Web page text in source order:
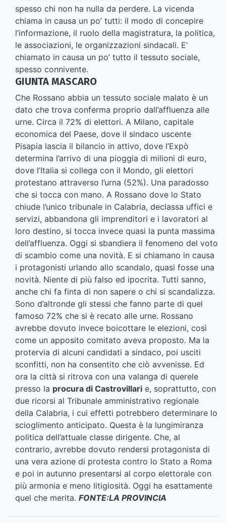
spesso chi non ha nulla da perdere. La vicenda
chiama in causa un po’ tutti: il modo di concepire
l’informazione, il ruolo della magistratura, la politica,
le associazioni, le organizzazioni sindacali. E’
chiamato in causa un po’ tutto il tessuto sociale,
spesso connivente.
GIUNTA MASCARO
Che Rossano abbia un tessuto sociale malato è un
dato che trova conferma proprio dall’affluenza alle
urne. Circa il 72% di elettori. A Milano, capitale
economica del Paese, dove il sindaco uscente
Pisapia lascia il bilancio in attivo, dove l’Expò
determina l’arrivo di una pioggia di milioni di euro,
dove l’Italia si collega con il Mondo, gli elettori
protestano attraverso l’urna (52%). Una paradosso
che si tocca con mano. A Rossano dove lo Stato
chiude l’unico tribunale in Calabria, declassa uffici e
servizi, abbandona gli imprenditori e i lavoratori al
loro destino, si tocca invece quasi la punta massima
dell’affluenza. Oggi si sbandiera il fenomeno del voto
di scambio come una novità. E si chiamano in causa
i protagonisti urlando allo scandalo, quasi fosse una
novità. Niente di più falso ed ipocrita. Tutti sanno,
anche chi fa finta di non sapere o chi si scandalizza.
Sono d’altronde gli stessi che fanno parte di quel
famoso 72% che si è recato alle urne. Rossano
avrebbe dovuto invece boicottare le elezioni, così
come un apposito comitato aveva proposto. Ma la
protervia di alcuni candidati a sindaco, poi usciti
sconfitti, non ha consentito che ciò avvenisse. Ed
ora la città si ritrova con una valanga di querele
presso la procura di Castrovillari e, soprattutto, con
due ricorsi al Tribunale amministrativo regionale
della Calabria, i cui effetti potrebbero determinare lo
scioglimento anticipato. Questa è la lungimiranza
politica dell’attuale classe dirigente. Che, al
contrario, avrebbe dovuto rendersi protagonista di
una vera azione di protesta contro lo Stato a Roma
e poi in autunno presentarsi al corpo elettorale con
più armonia e meno litigiosità. Oggi ha esattamente
quel che merita. FONTE:LA PROVINCIA